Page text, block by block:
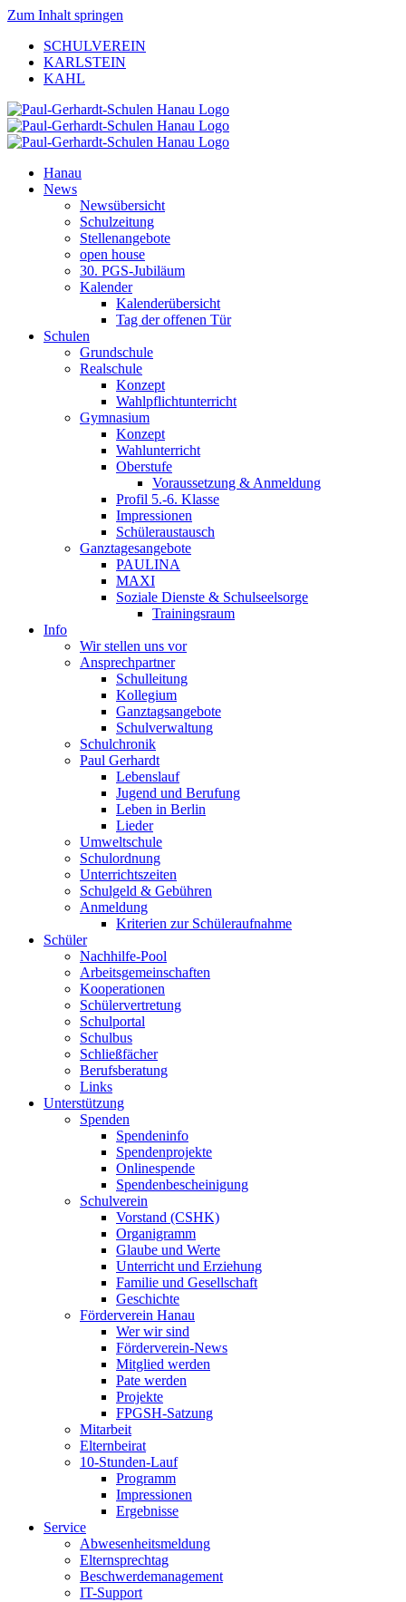
Zum Inhalt springen
SCHULVEREIN
KARLSTEIN
KAHL
Hanau
News
Newsübersicht
Schulzeitung
Stellenangebote
open house
30. PGS-Jubiläum
Kalender
Kalenderübersicht
Tag der offenen Tür
Schulen
Grundschule
Realschule
Konzept
Wahlpflichtunterricht
Gymnasium
Konzept
Wahlunterricht
Oberstufe
Voraussetzung & Anmeldung
Profil 5.-6. Klasse
Impressionen
Schüleraustausch
Ganztagesangebote
PAULINA
MAXI
Soziale Dienste & Schulseelsorge
Trainingsraum
Info
Wir stellen uns vor
Ansprechpartner
Schulleitung
Kollegium
Ganztagsangebote
Schulverwaltung
Schulchronik
Paul Gerhardt
Lebenslauf
Jugend und Berufung
Leben in Berlin
Lieder
Umweltschule
Schulordnung
Unterrichtszeiten
Schulgeld & Gebühren
Anmeldung
Kriterien zur Schüleraufnahme
Schüler
Nachhilfe-Pool
Arbeitsgemeinschaften
Kooperationen
Schülervertretung
Schulportal
Schulbus
Schließfächer
Berufsberatung
Links
Unterstützung
Spenden
Spendeninfo
Spendenprojekte
Onlinespende
Spendenbescheinigung
Schulverein
Vorstand (CSHK)
Organigramm
Glaube und Werte
Unterricht und Erziehung
Familie und Gesellschaft
Geschichte
Förderverein Hanau
Wer wir sind
Förderverein-News
Mitglied werden
Pate werden
Projekte
FPGSH-Satzung
Mitarbeit
Elternbeirat
10-Stunden-Lauf
Programm
Impressionen
Ergebnisse
Service
Abwesenheitsmeldung
Elternsprechtag
Beschwerdemanagement
IT-Support